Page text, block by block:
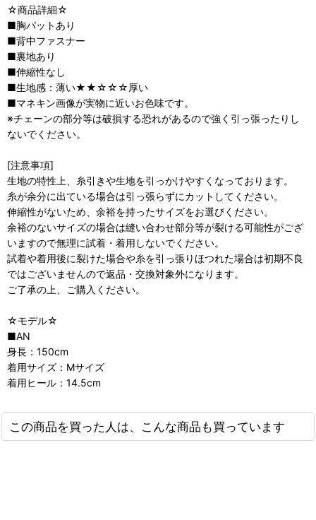
☆商品詳細☆
■胸パットあり
■背中ファスナー
■裏地あり
■伸縮性なし
■生地感：薄い★★☆☆☆厚い
■マネキン画像が実物に近いお色味です。
※チェーンの部分等は破損する恐れがあるので強く引っ張ったりし
ないでください。
[注意事項]
生地の特性上、糸引きや生地を引っかけやすくなっております。
糸が余分に出ている場合は引っ張らずにカットしてください。
伸縮性がないため、余裕を持ったサイズをお選びください。
余裕のないサイズの場合は縫い合わせ部分等が裂ける可能性がござ
いますので無理に試着・着用しないでください。
試着や着用後に裂けた場合や糸を引っ張りほつれた場合は初期不良
ではございませんので返品・交換対象外になります。
ご了承の上、ご購入ください。
☆モデル☆
■AN
身長：150cm
着用サイズ：Mサイズ
着用ヒール：14.5cm
この商品を買った人は、こんな商品も買っています